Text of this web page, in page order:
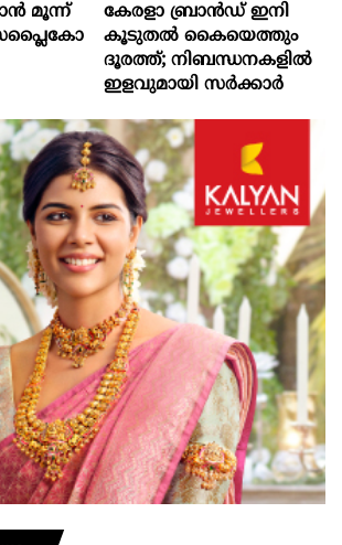
മൂന്ന്
കേരളാ ബ്രാൻഡ് ഇനി
കൂടുതൽ കൈയെത്തും
ദൂരത്ത്; നിബന്ധനകളിൽ
ഇളവുമായി സർക്കാർ